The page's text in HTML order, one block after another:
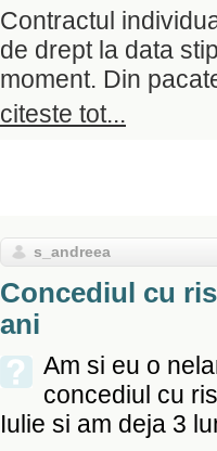
Contractul
de drept la data
moment. Din
citeste tot...
s_andreea
Concediul cu
ani
Am si eu o
concediul cu
Iulie si am deja 3